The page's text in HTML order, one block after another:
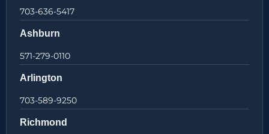
703-636-5417
Ashburn
571-279-0110
Arlington
703-589-9250
Richmond